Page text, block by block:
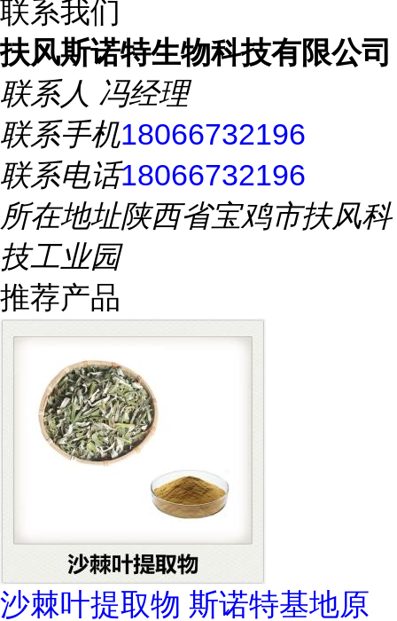
联系我们
扶风斯诺特生物科技有限公司
联系人 冯经理
联系手机18066732196
联系电话18066732196
所在地址陕西省宝鸡市扶风科
技工业园
推荐产品
沙棘叶提取物 斯诺特基地原